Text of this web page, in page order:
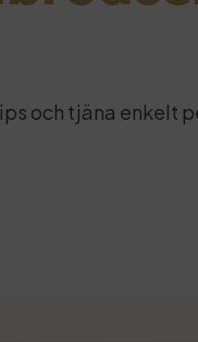
och tjäna enkelt